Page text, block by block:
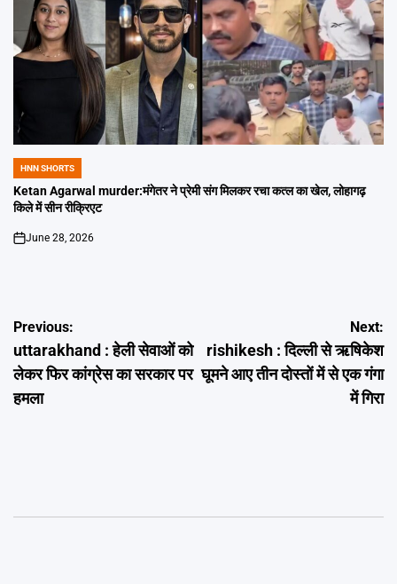
POSTED
IN
HNN SHORTS
Ketan Agarwal murder:मंगेतर ने प्रेमी संग मिलकर रचा कत्ल का खेल, लोहागढ़
किले में सीन रीक्रिएट
on
June 28, 2026
Post
navigation
Previous:
uttarakhand : हेली सेवाओं को
लेकर फिर कांग्रेस का सरकार पर
हमला
Next:
rishikesh : दिल्ली से ऋषिकेश
घूमने आए तीन दोस्तों में से एक गंगा
में गिरा